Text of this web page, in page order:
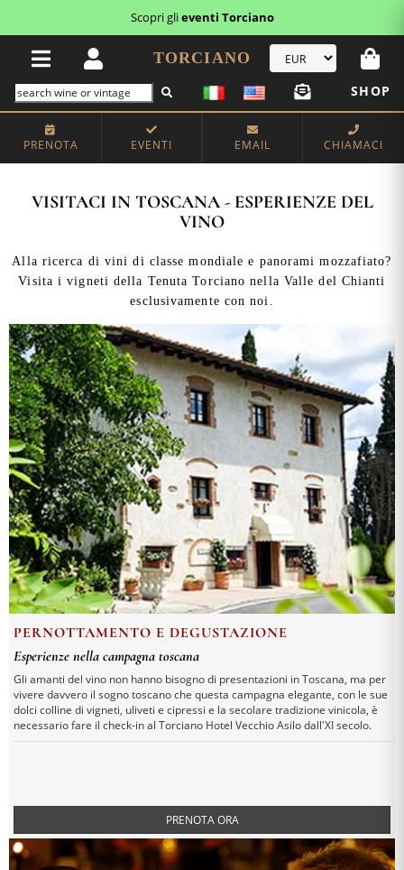
Scopri glieventi Torciano
TORCIANO
SHOP
PRENOTA EVENTI EMAIL CHIAMACI
VISITACI IN TOSCANA - ESPERIENZE DEL
VINO
Alla ricerca di vini di classe mondiale e panorami mozzafiato?
Visita i vigneti della Tenuta Torciano nella Valle del Chianti
esclusivamente con noi.
PERNOTTAMENTO E DEGUSTAZIONE
Esperienze nella campagna toscana
Gli amanti del vino non hanno bisogno di presentazioni in Toscana, ma per
vivere davvero il sogno toscano che questa campagna elegante, con le sue
dolci colline di vigneti, uliveti e cipressi e la secolare tradizione vinicola, è
necessario fare il check-in al Torciano Hotel Vecchio Asilo dall'XI secolo.
PRENOTA ORA